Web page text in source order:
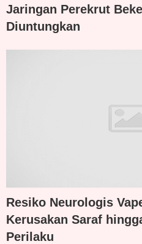
Jaringan Perekrut
Diuntungkan
Resiko Neurologis
Kerusakan Saraf
Perilaku